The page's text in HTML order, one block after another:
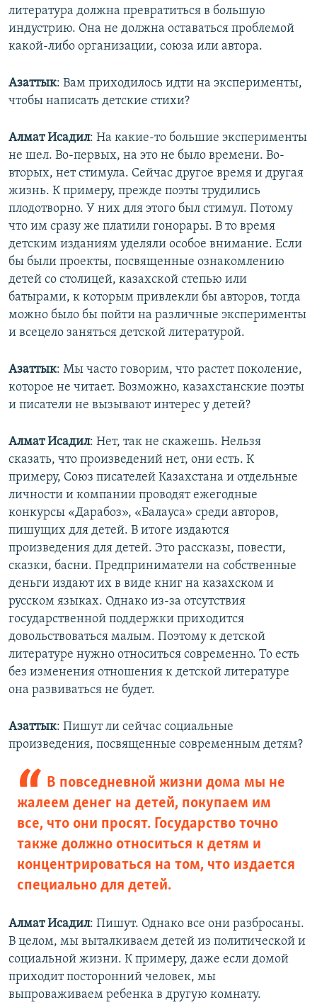
литература должна превратиться в большую
индустрию. Она не должна оставаться проблемой
какой-либо организации, союза или автора.
Азаттык: Вам приходилось идти на эксперименты,
чтобы написать детские стихи?
Алмат Исадил: На какие-то большие эксперименты
не шел. Во-первых, на это не было времени. Во-
вторых, нет стимула. Сейчас другое время и другая
жизнь. К примеру, прежде поэты трудились
плодотворно. У них для этого был стимул. Потому
что им сразу же платили гонорары. В то время
детским изданиям уделяли особое внимание. Если
бы были проекты, посвященные ознакомлению
детей со столицей, казахской степью или
батырами, к которым привлекли бы авторов, тогда
можно было бы пойти на различные эксперименты
и всецело заняться детской литературой.
Азаттык: Мы часто говорим, что растет поколение,
которое не читает. Возможно, казахстанские поэты
и писатели не вызывают интерес у детей?
Алмат Исадил: Нет, так не скажешь. Нельзя
сказать, что произведений нет, они есть. К
примеру, Союз писателей Казахстана и отдельные
личности и компании проводят ежегодные
конкурсы «Дарабоз», «Балауса» среди авторов,
пишущих для детей. В итоге издаются
произведения для детей. Это рассказы, повести,
сказки, басни. Предприниматели на собственные
деньги издают их в виде книг на казахском и
русском языках. Однако из-за отсутствия
государственной поддержки приходится
довольствоваться малым. Поэтому к детской
литературе нужно относиться современно. То есть
без изменения отношения к детской литературе
она развиваться не будет.
Азаттык: Пишут ли сейчас социальные
произведения, посвященные современным детям?
В повседневной жизни дома мы не
жалеем денег на детей, покупаем им
все, что они просят. Государство точно
также должно относиться к детям и
концентрироваться на том, что издается
специально для детей.
Алмат Исадил: Пишут. Однако все они разбросаны.
В целом, мы выталкиваем детей из политической и
социальной жизни. К примеру, даже если домой
приходит посторонний человек, мы
выпроваживаем ребенка в другую комнату.